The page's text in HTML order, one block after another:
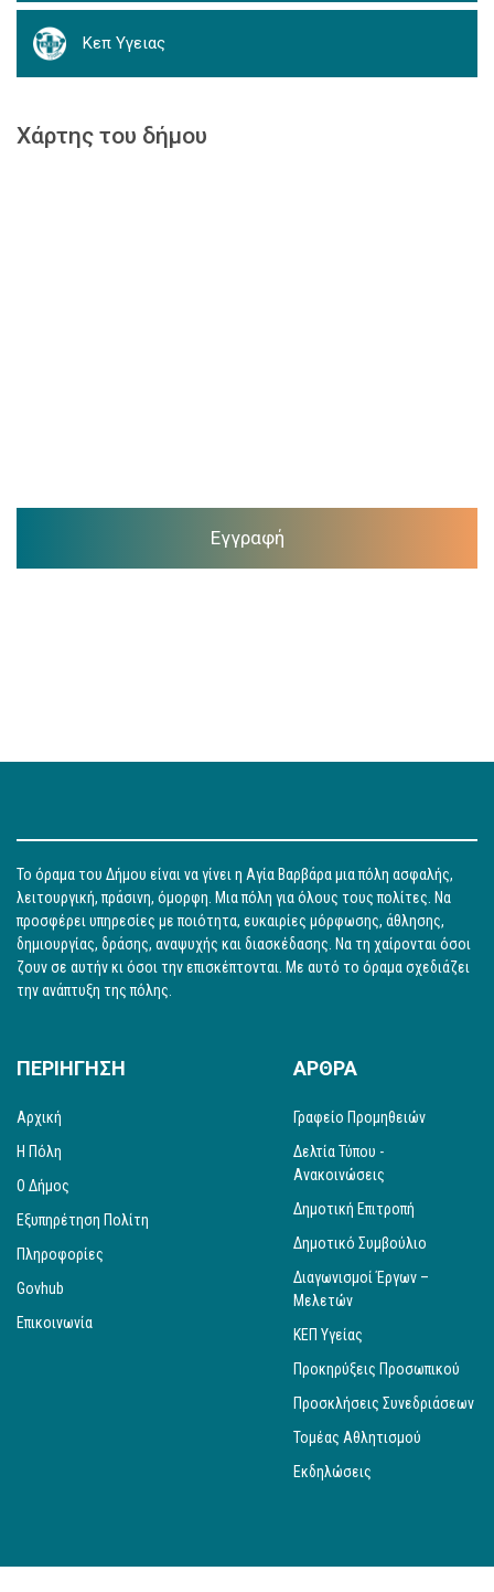
Κεπ Υγειας
Χάρτης του δήμου
Εγγραφή
Το όραμα του Δήμου είναι να γίνει η Αγία Βαρβάρα μια πόλη ασφαλής,
λειτουργική, πράσινη, όμορφη. Μια πόλη για όλους τους πολίτες. Να
προσφέρει υπηρεσίες με ποιότητα, ευκαιρίες μόρφωσης, άθλησης,
δημιουργίας, δράσης, αναψυχής και διασκέδασης. Να τη χαίρονται όσοι
ζουν σε αυτήν κι όσοι την επισκέπτονται. Με αυτό το όραμα σχεδιάζει
την ανάπτυξη της πόλης.
ΠΕΡΙΗΓΗΣΗ
Αρχική
Η Πόλη
Ο Δήμος
Εξυπηρέτηση Πολίτη
Πληροφορίες
Govhub
Επικοινωνία
ΑΡΘΡΑ
Γραφείο Προμηθειών
Δελτία Τύπου -
Ανακοινώσεις
Δημοτική Επιτροπή
Δημοτικό Συμβούλιο
Διαγωνισμοί Έργων –
Μελετών
ΚΕΠ Υγείας
Προκηρύξεις Προσωπικού
Προσκλήσεις Συνεδριάσεων
Τομέας Αθλητισμού
Εκδηλώσεις